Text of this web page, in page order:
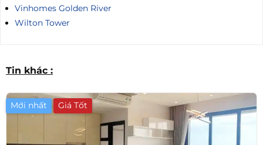
Vinhomes Golden River
Wilton Tower
Tin khác :
Mới nhất